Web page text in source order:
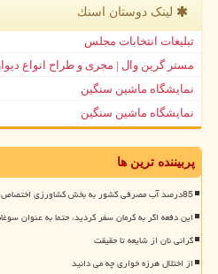
لینک دوستان اسنك
تبلیغات انتخابات مجلس
مستر گرین وال | مجری و طراح انواع
نمایشگاه ماشین سنگین
نمایشگاه ماشین سنگین
پربیننده ترین ها
85درصد آب مصرفی کشور به بخش کشاورزی اختصاص دارد، آن هم با قیمت خیلی پایین
این دفعه اگر به کرمان سفر کردید، حتما به عنوان
گرانی نان از شایعه تا حقیقت
از اختلال هرزه خواری چه می دانید